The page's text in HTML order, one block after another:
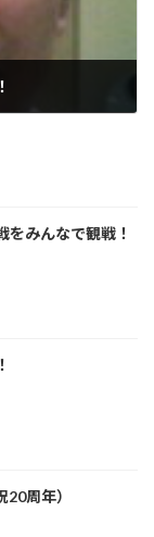
をみんなで観戦！
周年）